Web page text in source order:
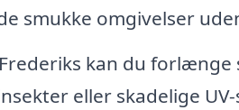
smukke omgivelser
kan du
eller skadelige